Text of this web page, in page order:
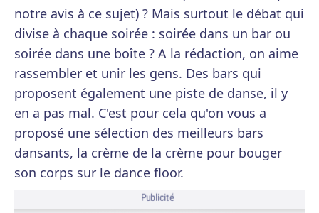
notre avis à ce sujet) ? Mais surtout le débat qui
divise à chaque soirée : soirée dans un bar ou
soirée dans une boîte ? A la rédaction, on aime
rassembler et unir les gens. Des bars qui
proposent également une piste de danse, il y
en a pas mal. C'est pour cela qu'on vous a
proposé une sélection des meilleurs bars
dansants, la crème de la crème pour bouger
son corps sur le dance floor.
Publicité